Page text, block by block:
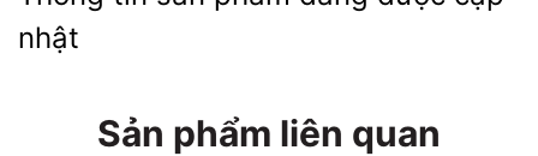
nhật
Sản phẩm liên quan